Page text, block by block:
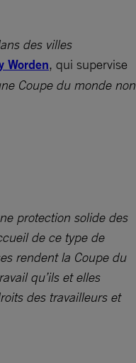
des villes
Worden, qui supervise
Coupe du monde non
protection solide des
de ce type de
rendent la Coupe du
qu’ils et elles
des travailleurs et